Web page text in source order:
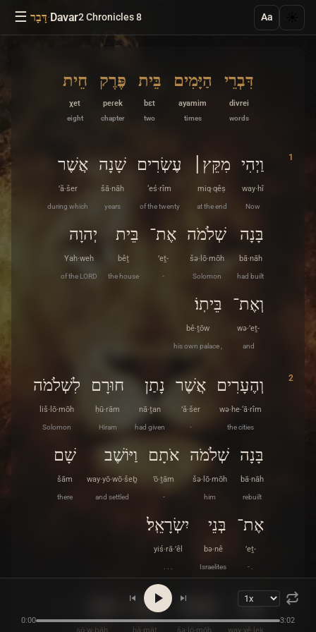
☰ דָּבָר·Davar2 Chronicles 8 Aa
דִּבְרֵי
divrei
words
הַיָּמִים
ayamim
times
בֵּית
bɛt
two
פֶּרֶק
peɾek
chapter
חֵית
χet
eight
1 וַיְהִי
way·hî
Now
מִקֵּץ׀
miq·qêṣ
at the end
עֶשְׂרִים
‘eś·rîm
of the twenty
שָׁנָה
šā·nāh
years
אֲשֶׁר
’ă·šer
during which
בָּנָה
bā·nāh
had built
שְׁלֹמֹה
šə·lō·mōh
Solomon
אֶת־
’eṯ-
-
בֵּית
bêṯ
the house
יְהוָה
Yah·weh
of the LORD
וְאֶת־
wə·’eṯ-
and
בֵּיתֽוֹ׃
bê·ṯōw
his own palace ,
2 וְהֶעָרִים
wə·he·‘ā·rîm
the cities
אֲשֶׁר
’ă·šer
-
נָתַן
nā·ṯan
had given
חוּרָם
ḥū·rām
Hiram
לִשְׁלֹמֹה
liš·lō·mōh
Solomon
בָּנָה
bā·nāh
rebuilt
שְׁלֹמֹה
šə·lō·mōh
him
אֹתָם
’ō·ṯām
-
וַיּוֹשֶׁב
way·yō·wō·šeḇ
and settled
שָׁם
šām
there
אֶת־
’eṯ-
- .
בְּנֵי
bə·nê
Israelites
יִשְׂרָאֵֽל׃
yiś·rā·’êl
. . .
3 וַיֵּלֶךְ שְׁלֹמֹה חֲמָת
0:00 3:02